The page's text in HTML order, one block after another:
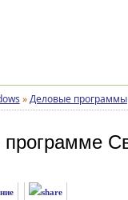
»Деловые программы